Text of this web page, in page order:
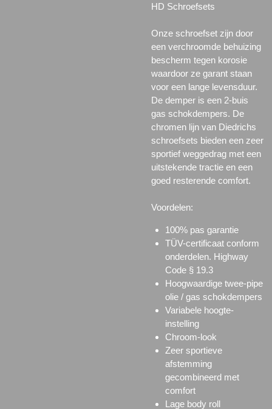
HD Schroefsets
Onze schroefset zijn door
een verchroomde behuizing
bescherm tegen korosie
waardoor ze garant staan
voor een lange levensduur.
De demper is een 2-buis
gas schokdempers. De
chromen lijn van Diedrichs
schroefsets bieden een zeer
sportief weggedrag met een
uitstekende tractie en een
goed resterende comfort.
Voordelen:
100% pas garantie
TÜV-certificaat conform
onderdelen. Highway
Code § 19.3
Hoogwaardige twee-pipe
olie / gas schokdempers
Variabele hoogte-
instelling
Chroom-look
Zeer sportieve
afstemming
gecombineerd met
comfort
Lage body roll